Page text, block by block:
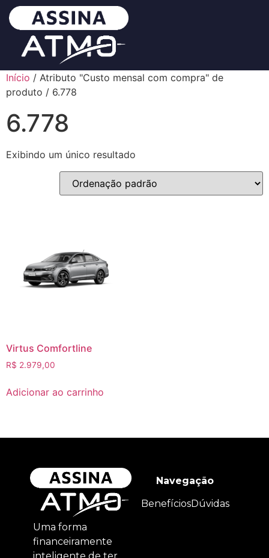
Início / Atributo "Custo mensal com compra" de
produto / 6.778
6.778
Exibindo um único resultado
Virtus Comfortline
R$ 2.979,00
Adicionar ao carrinho
Uma forma
financeiramente
inteligente de ter
Navegação
BenefíciosDúvidas